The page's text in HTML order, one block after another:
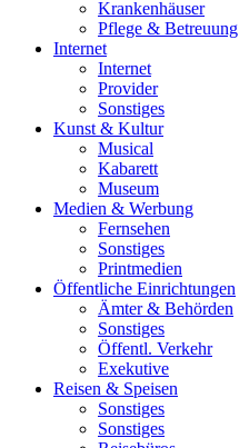
Krankenhäuser
Pflege & Betreuung
Internet
Internet
Provider
Sonstiges
Kunst & Kultur
Musical
Kabarett
Museum
Medien & Werbung
Fernsehen
Sonstiges
Printmedien
Öffentliche Einrichtungen
Ämter & Behörden
Sonstiges
Öffentl. Verkehr
Exekutive
Reisen & Speisen
Sonstiges
Sonstiges